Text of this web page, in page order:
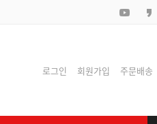
로그인 회원가입 주문배송